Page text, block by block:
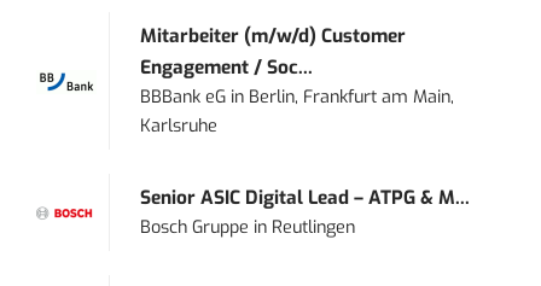
Mitarbeiter (m/w/d) Customer
Engagement / Soc...
BBBank eG in Berlin, Frankfurt am Main,
Karlsruhe
Senior ASIC Digital Lead – ATPG & M...
Bosch Gruppe in Reutlingen